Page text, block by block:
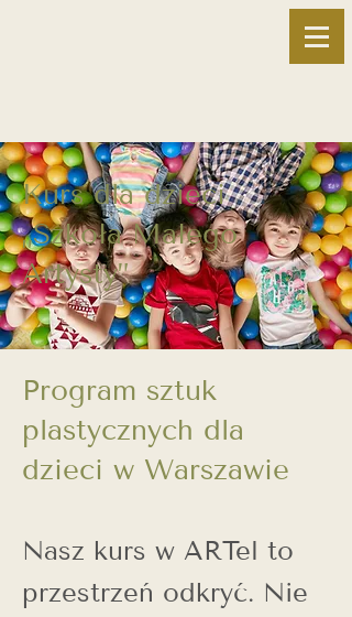
Kurs dla dzieci
„Szkoła Małego
Artysty”
Program sztuk
plastycznych dla
dzieci w Warszawie
Nasz kurs w ARTel to
przestrzeń odkryć. Nie